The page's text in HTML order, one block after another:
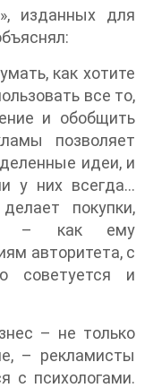
изданных для
как хотите
все то,
и обобщить
позволяет
идеи, и
у них всегда…
покупки,
– как ему
авторитета, с
советуется и
– не только
– рекламисты
с психологами.